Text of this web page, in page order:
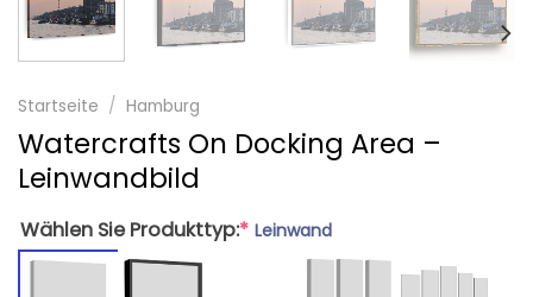
Startseite / Hamburg
Watercrafts On Docking Area –
Leinwandbild
Wählen Sie Produkttyp:* Leinwand